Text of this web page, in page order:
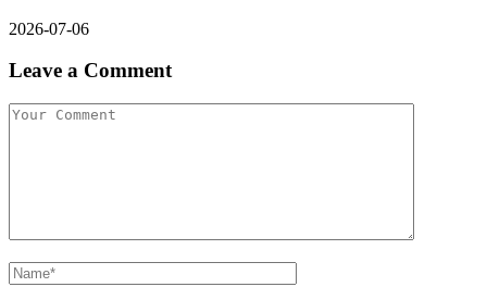
2026-07-06
Leave a Comment